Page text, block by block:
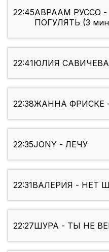
22:45АВРААМ РУССО
ПОГУЛЯТЬ (3
22:41ЮЛИЯ
22:38ЖАННА ФРИСКЕ
22:35JONY - ЛЕЧУ
22:31ВАЛЕРИЯ - НЕТ
22:27ШУРА - ТЫ НЕ